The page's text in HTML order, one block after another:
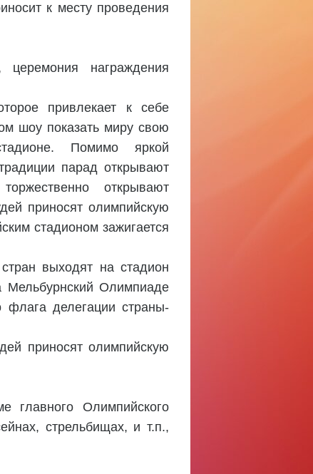
к месту проведения
награждения
привлекает к себе
шоу показать миру свою
Помимо яркой
парад открывают
открывают
приносят олимпийскую
стадионом зажигается
выходят на стадион
Мельбурнский Олимпиаде
делегации страны-
приносят олимпийскую
главного Олимпийского
стрельбищах, и т.п.,